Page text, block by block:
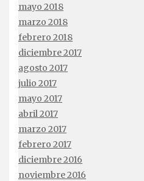
mayo 2018
marzo 2018
febrero 2018
diciembre 2017
agosto 2017
julio 2017
mayo 2017
abril 2017
marzo 2017
febrero 2017
diciembre 2016
noviembre 2016